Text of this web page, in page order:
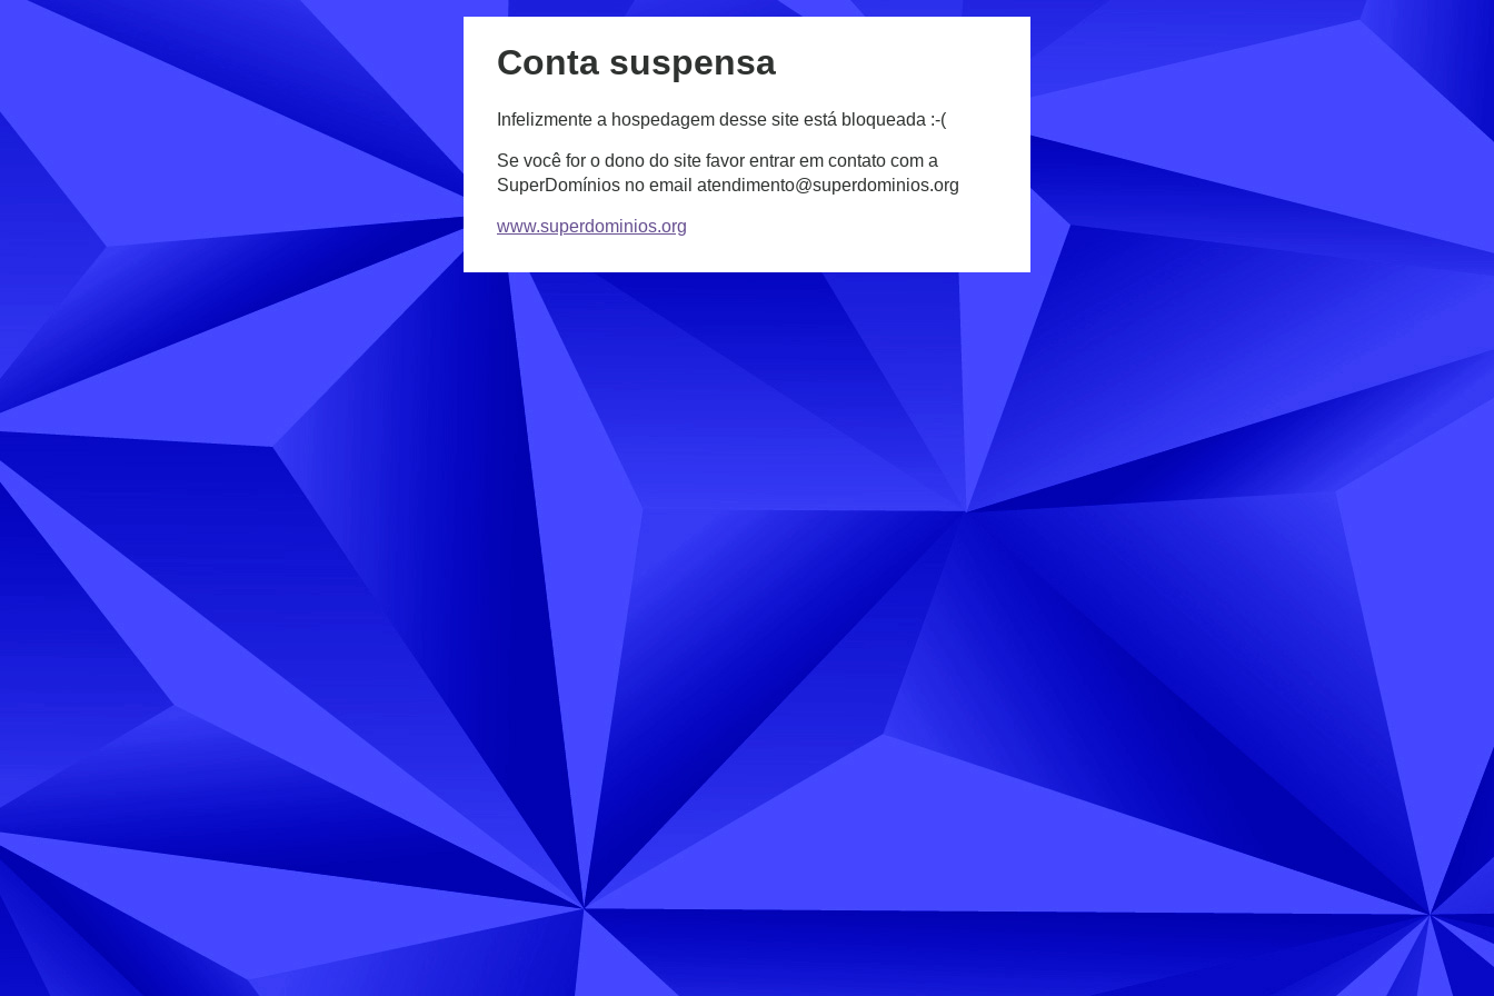
Conta suspensa
Infelizmente a hospedagem desse site está bloqueada :-(
Se você for o dono do site favor entrar em contato com a
SuperDomínios no email atendimento@superdominios.org
www.superdominios.org